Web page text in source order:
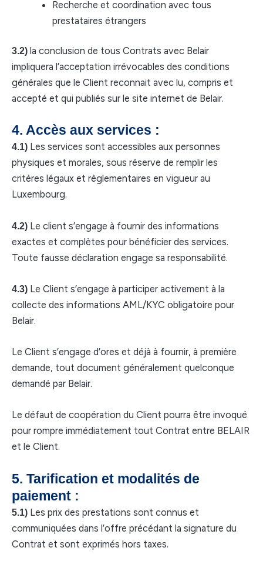
Recherche et coordination avec tous
prestataires étrangers
3.2) la conclusion de tous Contrats avec Belair
impliquera l’acceptation irrévocables des conditions
générales que le Client reconnait avec lu, compris et
accepté et qui publiés sur le site internet de Belair.
4. Accès aux services :
4.1) Les services sont accessibles aux personnes
physiques et morales, sous réserve de remplir les
critères légaux et règlementaires en vigueur au
Luxembourg.
4.2) Le client s’engage à fournir des informations
exactes et complètes pour bénéficier des services.
Toute fausse déclaration engage sa responsabilité.
4.3) Le Client s’engage à participer activement à la
collecte des informations AML/KYC obligatoire pour
Belair.
Le Client s’engage d’ores et déjà à fournir, à première
demande, tout document généralement quelconque
demandé par Belair.
Le défaut de coopération du Client pourra être invoqué
pour rompre immédiatement tout Contrat entre BELAIR
et le Client.
5. Tarification et modalités de
paiement :
5.1) Les prix des prestations sont connus et
communiquées dans l’offre précédant la signature du
Contrat et sont exprimés hors taxes.